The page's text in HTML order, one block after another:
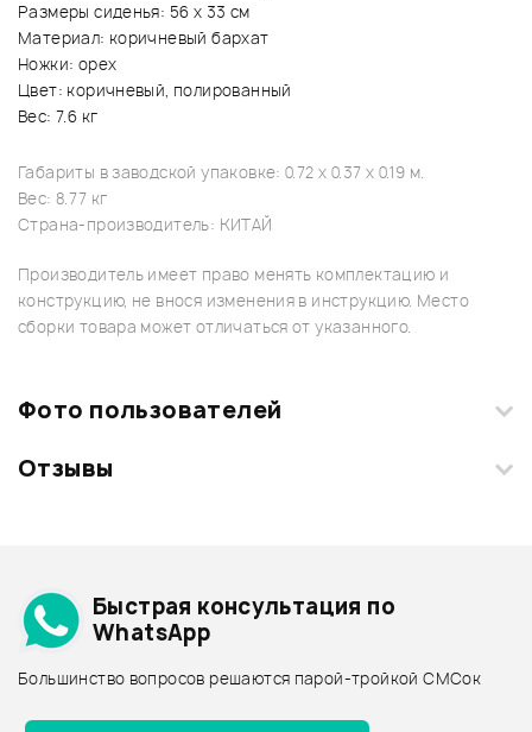
Размеры сиденья: 56 х 33 см
Материал: коричневый бархат
Ножки: орех
Цвет: коричневый, полированный
Вес: 7.6 кг
Габариты в заводской упаковке: 0.72 x 0.37 x 0.19 м.
Вес: 8.77 кг
Страна-производитель: КИТАЙ
Производитель имеет право менять комплектацию и
конструкцию, не внося изменения в инструкцию. Место
сборки товара может отличаться от указанного.
Фото пользователей
Загрузите свои фотографии купленного товара и получите
Отзывы
Архив товаров - дешевле
Архив товаров - дороже
Все товары STAGG
Быстрая консультация по
WhatsApp
Большинство вопросов решаются парой-тройкой СМСок